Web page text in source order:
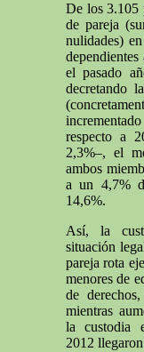
De los 3.105
de pareja
nulidades)
el pasado
decretando
respecto a
2,3%–, el
ambos
a un 4,7%
14,6%.
Así, la
situación
pareja rota
menores de
de
mientras
la custodia
2012